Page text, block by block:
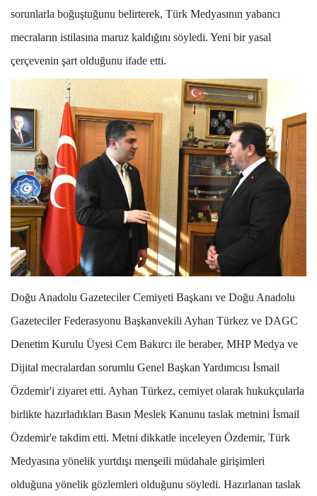
sorunlarla boğuştuğunu belirterek, Türk Medyasının yabancı
mecraların istilasına maruz kaldığını söyledi. Yeni bir yasal
çerçevenin şart olduğunu ifade etti.
Doğu Anadolu Gazeteciler Cemiyeti Başkanı ve Doğu Anadolu
Gazeteciler Federasyonu Başkanvekili Ayhan Türkez ve DAGC
Denetim Kurulu Üyesi Cem Bakırcı ile beraber, MHP Medya ve
Dijital mecralardan sorumlu Genel Başkan Yardımcısı İsmail
Özdemir'i ziyaret etti. Ayhan Türkez, cemiyet olarak hukukçularla
birlikte hazırladıkları Basın Meslek Kanunu taslak metnini İsmail
Özdemir'e takdim etti. Metni dikkatle inceleyen Özdemir, Türk
Medyasına yönelik yurtdışı menşeili müdahale girişimleri
olduğuna yönelik gözlemleri olduğunu söyledi. Hazırlanan taslak